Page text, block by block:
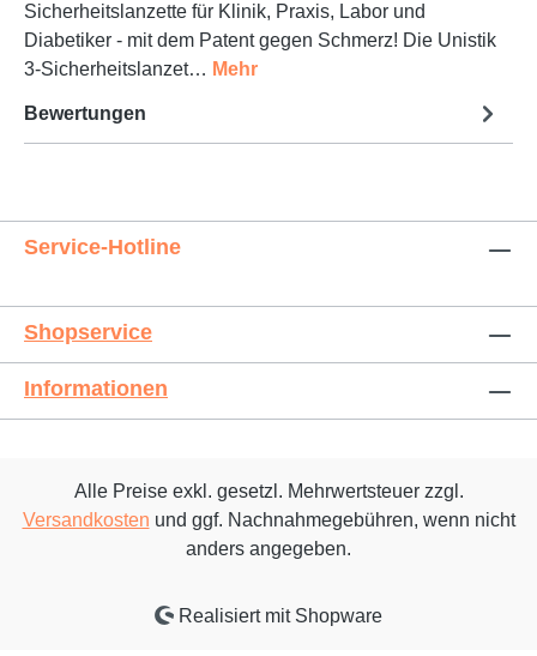
Sicherheitslanzette für Klinik, Praxis, Labor und
Diabetiker - mit dem Patent gegen Schmerz! Die Unistik
3-Sicherheitslanzet… Mehr
Bewertungen
Service-Hotline
Shopservice
Informationen
Alle Preise exkl. gesetzl. Mehrwertsteuer zzgl.
Versandkosten und ggf. Nachnahmegebühren, wenn nicht
anders angegeben.
Realisiert mit Shopware